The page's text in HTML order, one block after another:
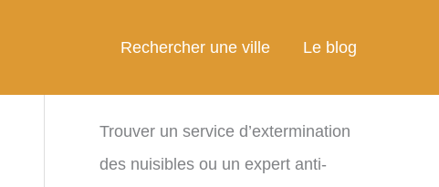
Rechercher une ville Le blog
Trouver un service d’extermination
des nuisibles ou un expert anti-